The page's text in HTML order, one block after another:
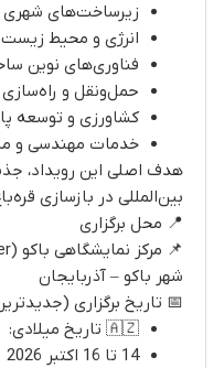
زیرساخت‌های شهری و
انرژی و محیط زیست
فناوری‌های نوین
حمل‌ونقل و راه‌سازی
کشاورزی و توسعه
خدمات مهندسی و
هدف اصلی این رویداد،
بین‌المللی در بازسازی
📍 محل برگزاری
📌 مرکز نمایشگاهی باکو (Baku Expo Center)
شهر باکو – آذربایجان
📅 تاریخ برگزاری (جدیدترین دوره
🇦🇿 تاریخ میلادی:
14 تا 16 اکتبر 2026